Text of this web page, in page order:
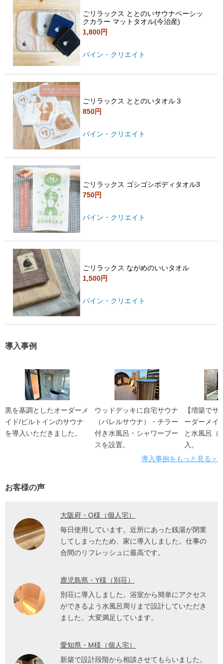
ごリラックス ととのいサウナベーシッ
クカラー マットタオル(今治産)
1,800円
パイン・クリエイト
ごリラックス ととのいタオル３
850円
パイン・クリエイト
ごリラックス ゴシゴシボディタオル3
750円
パイン・クリエイト
ごリラックス ながめのいいタオル
1,500円
パイン・クリエイト
導入事例
黒を基調としたオーダーメ
イド/ビルトインのサウナ
を導入いただきました。
ウッドデッキに自宅サウナ
（バレルサウナ）・チラー
付き水風呂・シャワーブー
スを設置。
【増築で
ーダーメイ
と水風呂（
入。
導入事例をもっと見る＞
お客様の声
大阪府・O様（個人宅）
毎日使用しています。近所にあった銭湯が閉業
してしまったため、家に導入しました。仕事の
合間のリフレッシュに最高です。
鹿児島県・Y様（別荘）
別荘に導入しました。浴室から簡単にアクセス
ができるよう水風呂周りまで設計していただき
ました。大変満足しています。
愛知県・M様（個人宅）
新築で設計段階から相談させてもらいました。